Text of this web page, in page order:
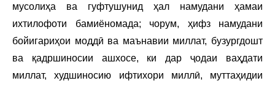
мусолиҳа ва гуфтушунид ҳал намудани ҳамаи
ихтилофоти бамиёномада; чорум, ҳифз намудани
бойигариҳои моддӣ ва маънавии миллат, бузургдошт
ва қадршиносии ашхосе, ки дар ҷодаи ваҳдати
миллат, худшиносию ифтихори миллӣ, муттаҳидии